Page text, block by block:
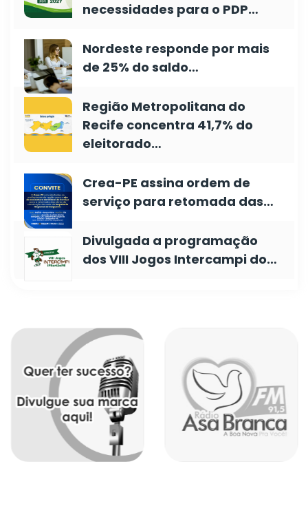
necessidades para o PDP…
Nordeste responde por mais
de 25% do saldo…
Região Metropolitana do
Recife concentra 41,7% do
eleitorado…
Crea-PE assina ordem de
serviço para retomada das…
Divulgada a programação
dos VIII Jogos Intercampi do…